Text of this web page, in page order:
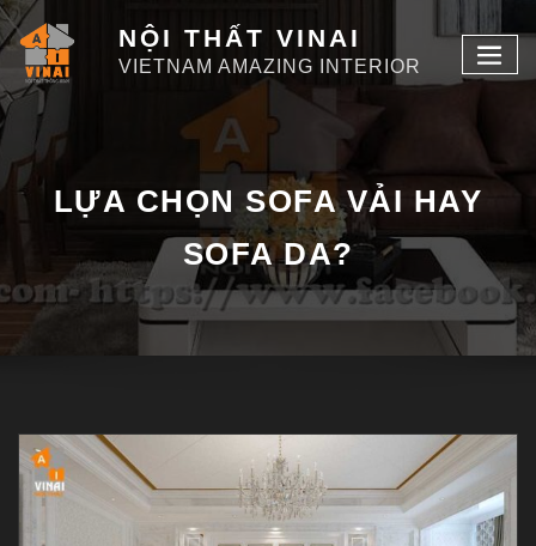
NỘI THẤT VINAI
VIETNAM AMAZING INTERIOR
LỰA CHỌN SOFA VẢI HAY
SOFA DA?